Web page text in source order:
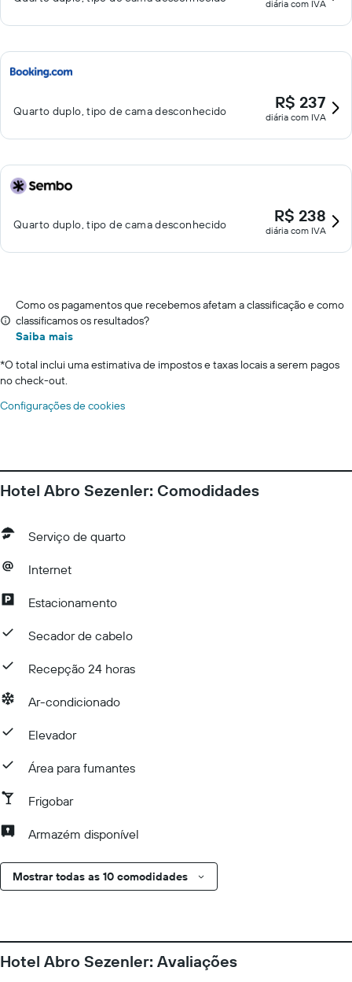
diária com IVA
Quarto duplo, tipo de cama desconhecido R$ 237
diária com IVA
Quarto duplo, tipo de cama desconhecido R$ 238
diária com IVA
Como os pagamentos que recebemos afetam a classificação e como
classificamos os resultados?
Saiba mais
*O total inclui uma estimativa de impostos e taxas locais a serem pagos
no check-out.
Configurações de cookies
Hotel Abro Sezenler: Comodidades
Serviço de quarto
Internet
Estacionamento
Secador de cabelo
Recepção 24 horas
Ar-condicionado
Elevador
Área para fumantes
Frigobar
Armazém disponível
Mostrar todas as 10 comodidades
Hotel Abro Sezenler: Avaliações